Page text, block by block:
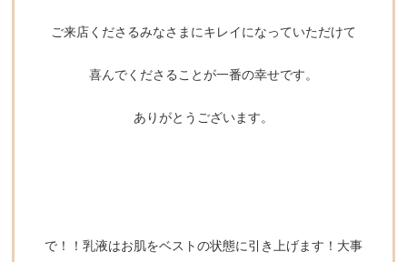
ご来店くださるみなさまにキレイになっていただけて
喜んでくださることが一番の幸せです。
ありがとうございます。
で！！乳液はお肌をベストの状態に引き上げます！大事